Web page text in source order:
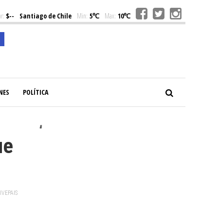
$-- Santiago de Chile Min: 5℃ Max: 10℃
POLÍTICA
#